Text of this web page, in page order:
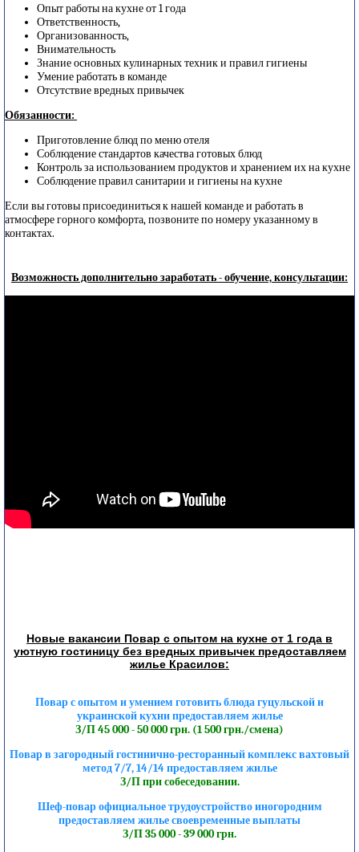
Опыт работы на кухне от 1 года
Ответственность,
Организованность,
Внимательность
Знание основных кулинарных техник и правил гигиены
Умение работать в команде
Отсутствие вредных привычек
Обязанности:
Приготовление блюд по меню отеля
Соблюдение стандартов качества готовых блюд
Контроль за использованием продуктов и хранением их на кухне
Соблюдение правил санитарии и гигиены на кухне
Если вы готовы присоединиться к нашей команде и работать в
атмосфере горного комфорта, позвоните по номеру указанному в
контактах.
Возможность дополнительно заработать - обучение, консультации:
Новые вакансии Повар с опытом на кухне от 1 года в
уютную гостиницу без вредных привычек предоставляем
жилье Красилов:
Повар с опытом и умением готовить блюда гуцульской и
украинской кухни предоставляем жилье
З/П 45 000 - 50 000 грн. (1 500 грн./смена)
Повар в загородный гостинично-ресторанный комплекс вахтовый
метод 7/7, 14/14 предоставляем жилье
З/П при собеседовании.
Шеф-повар официальное трудоустройство иногородним
предоставляем жилье своевременные выплаты
З/П 35 000 - 39 000 грн.